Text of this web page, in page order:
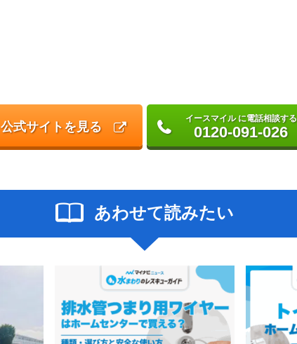
公式サイトを見る
イースマイル に電話相談する
0120-091-026
あわせて読みたい